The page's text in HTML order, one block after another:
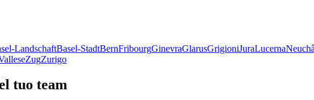
LandschaftBasel-StadtBernFribourgGinevraGlarusGrigioniJuraLucerna
ZugZurigo
tuo team